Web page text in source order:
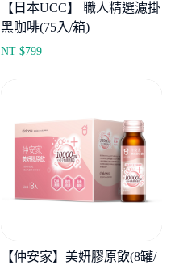
【日本UCC】 職人精選濾掛
黑咖啡(75入/箱)
NT $799
【仲安家】美妍膠原飲(8罐/